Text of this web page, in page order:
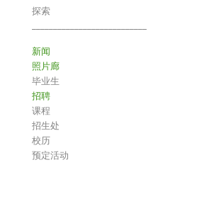
探索
新闻
照片廊
毕业生
招聘
课程
招生处
校历
预定活动